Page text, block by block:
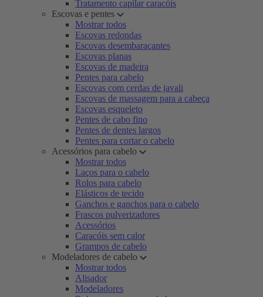
Tratamento capilar caracóis
Escovas e pentes
Mostrar todos
Escovas redondas
Escovas desembaraçantes
Escovas planas
Escovas de madeira
Pentes para cabelo
Escovas com cerdas de javali
Escovas de massagem para a cabeça
Escovas esqueleto
Pentes de cabo fino
Pentes de dentes largos
Pentes para cortar o cabelo
Acessórios para cabelo
Mostrar todos
Laços para o cabelo
Rolos para cabelo
Elásticos de tecido
Ganchos e ganchos para o cabelo
Frascos pulverizadores
Acessórios
Caracóis sem calor
Grampos de cabelo
Modeladores de cabelo
Mostrar todos
Alisador
Modeladores